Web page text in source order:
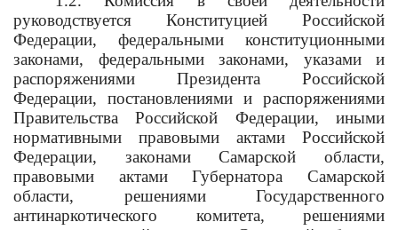
руководствуется Конституцией Российской
Федерации, федеральными конституционными
законами, федеральными законами, указами и
распоряжениями Президента Российской
Федерации, постановлениями и распоряжениями
Правительства Российской Федерации, иными
нормативными правовыми актами Российской
Федерации, законами Самарской области,
правовыми актами Губернатора Самарской
области, решениями Государственного
антинаркотического комитета, решениями